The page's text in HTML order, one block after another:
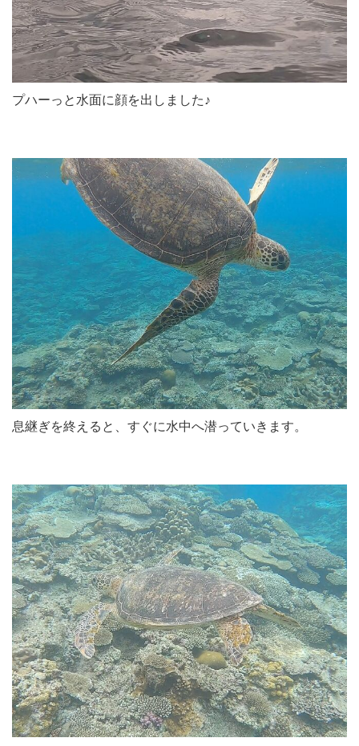
プハーっと水面に顔を出しました♪
息継ぎを終えると、すぐに水中へ潜っていきます。